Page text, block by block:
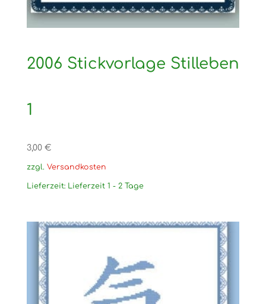
2006 Stickvorlage Stilleben
1
3,00 €
zzgl. Versandkosten
Lieferzeit: Lieferzeit 1 - 2 Tage